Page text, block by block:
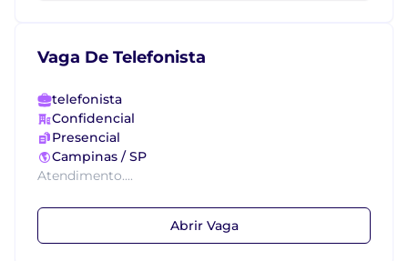
Vaga De Telefonista
telefonista
Confidencial
Presencial
Campinas / SP
Atendimento....
Abrir Vaga